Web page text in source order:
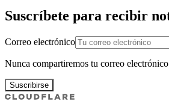
Suscríbete para recibir
Correo electrónico
Nunca compartiremos tu correo
Suscribirse